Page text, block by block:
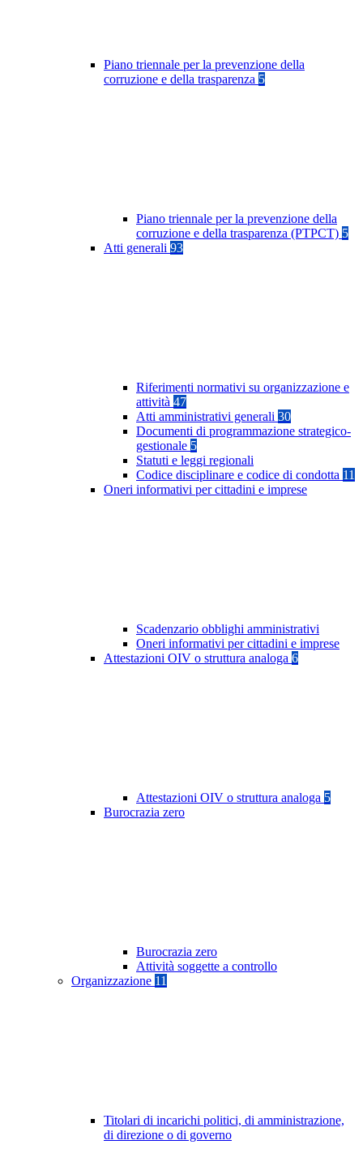
Piano triennale per la prevenzione della
corruzione e della trasparenza 5
Piano triennale per la prevenzione della
corruzione e della trasparenza (PTPCT) 5
Atti generali 93
Riferimenti normativi su organizzazione e
attività 47
Atti amministrativi generali 30
Documenti di programmazione strategico-
gestionale 5
Statuti e leggi regionali
Codice disciplinare e codice di condotta 11
Oneri informativi per cittadini e imprese
Scadenzario obblighi amministrativi
Oneri informativi per cittadini e imprese
Attestazioni OIV o struttura analoga 6
Attestazioni OIV o struttura analoga 5
Burocrazia zero
Burocrazia zero
Attività soggette a controllo
Organizzazione 11
Titolari di incarichi politici, di amministrazione,
di direzione o di governo